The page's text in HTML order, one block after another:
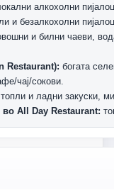
алкохолни
и безалкохолни
и билни чаеви,
Restaurant): богата
чај/сокови.
и ладни закуски,
All Day Restaurant: